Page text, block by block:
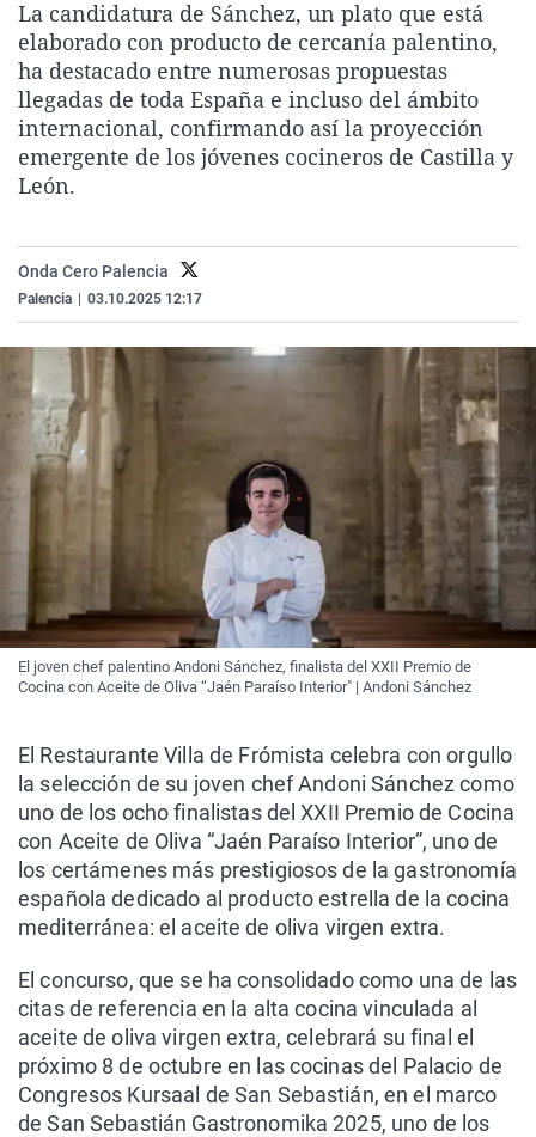
La rosa de los vientos
Gente viajera
Como el perro y el
Caso
Retornados
Equipo de
Operación Viuda
Extremadura
Galicia
La Rioja
Navarra
Virales
Televisión
Elecciones
La candidatura de Sánchez, un plato que está
elaborado con producto de cercanía palentino,
ha destacado entre numerosas propuestas
llegadas de toda España e incluso del ámbito
internacional, confirmando así la proyección
emergente de los jóvenes cocineros de Castilla y
León.
Onda Cero Palencia
Palencia 03.10.2025 12:17
El joven chef palentino Andoni Sánchez, finalista del XXII Premio de
Cocina con Aceite de Oliva “Jaén Paraíso Interior" | Andoni Sánchez
El Restaurante Villa de Frómista celebra con orgullo
la selección de su joven chef Andoni Sánchez como
uno de los ocho finalistas del XXII Premio de Cocina
con Aceite de Oliva “Jaén Paraíso Interior”, uno de
los certámenes más prestigiosos de la gastronomía
española dedicado al producto estrella de la cocina
mediterránea: el aceite de oliva virgen extra.
El concurso, que se ha consolidado como una de las
citas de referencia en la alta cocina vinculada al
aceite de oliva virgen extra, celebrará su final el
próximo 8 de octubre en las cocinas del Palacio de
Congresos Kursaal de San Sebastián, en el marco
de San Sebastián Gastronomika 2025, uno de los